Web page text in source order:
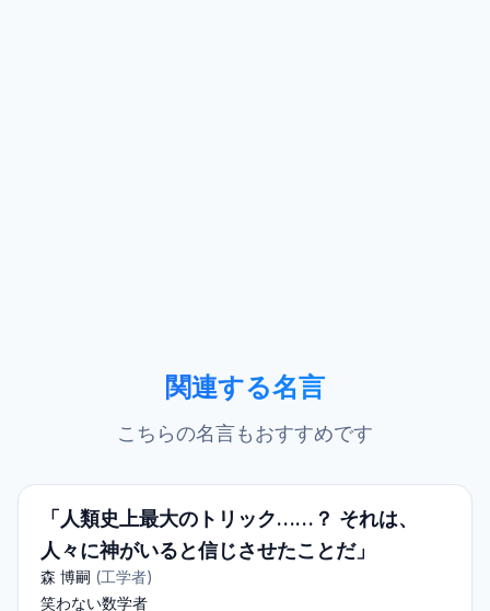
関連する名言
こちらの名言もおすすめです
「人類史上最大のトリック……？ それは、
人々に神がいると信じさせたことだ」
森 博嗣 (工学者)
笑わない数学者